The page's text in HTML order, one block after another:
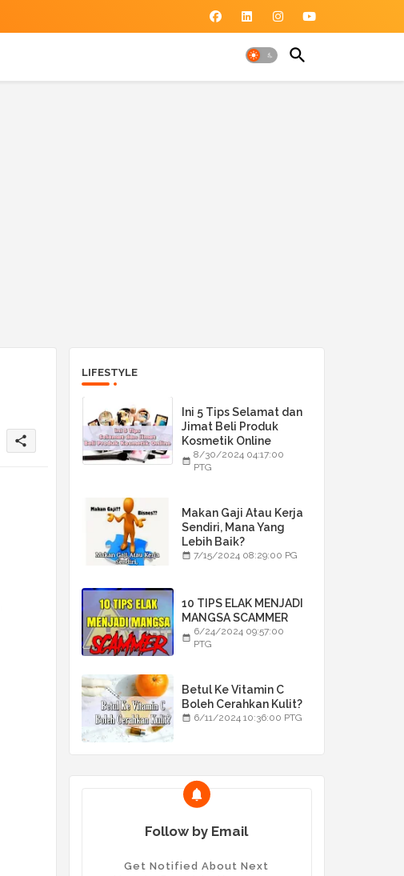
share
LIFESTYLE
Ini 5 Tips Selamat dan
Jimat Beli Produk
Kosmetik Online
8/30/2024 04:17:00
PTG
Makan Gaji Atau Kerja
Sendiri, Mana Yang
Lebih Baik?
7/15/2024 08:29:00 PG
10 TIPS ELAK MENJADI
MANGSA SCAMMER
6/24/2024 09:57:00
PTG
Betul Ke Vitamin C
Boleh Cerahkan Kulit?
6/11/2024 10:36:00 PTG
Follow by Email
Get Notified About Next